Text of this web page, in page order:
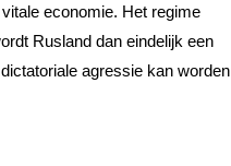
economie. Het regime
Rusland dan eindelijk een
agressie kan worden